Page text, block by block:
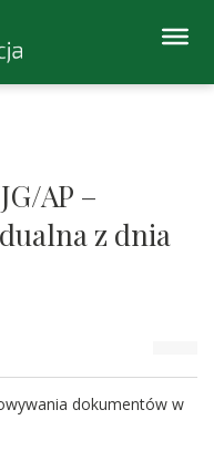
AP –
z dnia
dokumentów w